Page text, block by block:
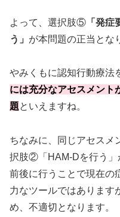
よって、選択肢⑤ 「発
う」 が本問題の正当とな
やみくもに認知行動療法
には充分なアセスメント
題といえますね。
ちなみに、同じアセスメ
択肢②「HAM-Dを行う」
前後に行うことで現在の
力なツールではあります
め、不適切となります。